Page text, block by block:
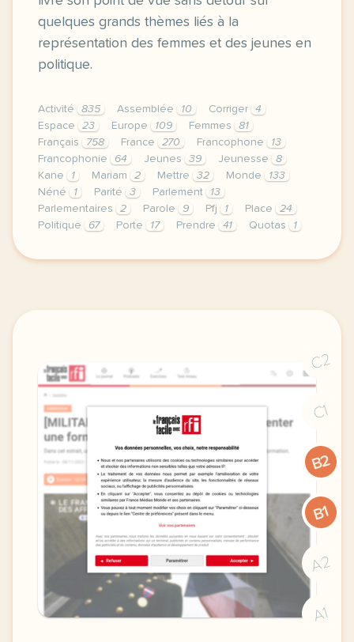
quelques grands thèmes liés à la
représentation des femmes et des jeunes en
politique.
Activité 835 Assemblée 10 Corriger
4
Espace
23 Europe 109 Femmes
81
Français
758 France 270 Francophone
13
Francophonie
64 Jeunes 39 Jeunesse
8
Kane
1 Mariam 2 Mettre 32 Monde
133
Néné
1 Parité 3 Parlement
13
Parlementaires
2 Parole 9 Pfj 1 Place
24
Politique
67 Porte 17 Prendre 41 Quotas 1
le respect de votre vie privee est une priorite
C2
C1
B2
B1
A2
A1